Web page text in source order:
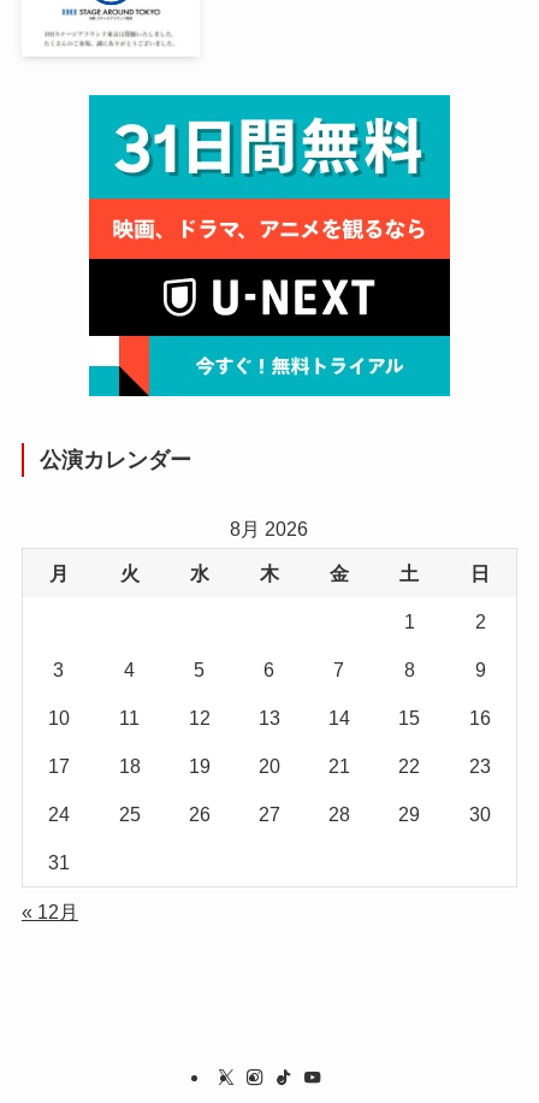
公演カレンダー
8月 2026
月 火 水 木 金 土 日
1 2
3 4 5 6 7 8 9
10 11 12 13 14 15 16
17 18 19 20 21 22 23
24 25 26 27 28 29 30
31
« 12月